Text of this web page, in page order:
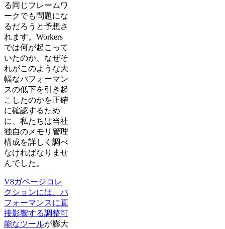
る同じフレームワ
ークでも問題にな
るだろうと予想さ
れます。Workers
では何が起こって
いたのか、なぜそ
れがこのような大
幅なパフォーマン
スの低下を引き起
こしたのかを正確
に確認するため
に、私たちは当社
独自のメモリ管理
構成を詳しく調べ
なければなりませ
んでした。
V8ガベージコレ
クションには、パ
フォーマンスに直
接影響する調整可
能なツールが膨大